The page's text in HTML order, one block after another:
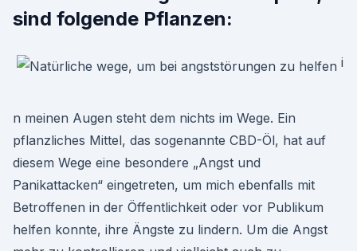
sind folgende Pflanzen:
i
n meinen Augen steht dem nichts im Wege. Ein
pflanzliches Mittel, das sogenannte CBD-Öl, hat auf
diesem Wege eine besondere „Angst und
Panikattacken“ eingetreten, um mich ebenfalls mit
Betroffenen in der Öffentlichkeit oder vor Publikum
helfen konnte, ihre Ängste zu lindern. Um die Angst